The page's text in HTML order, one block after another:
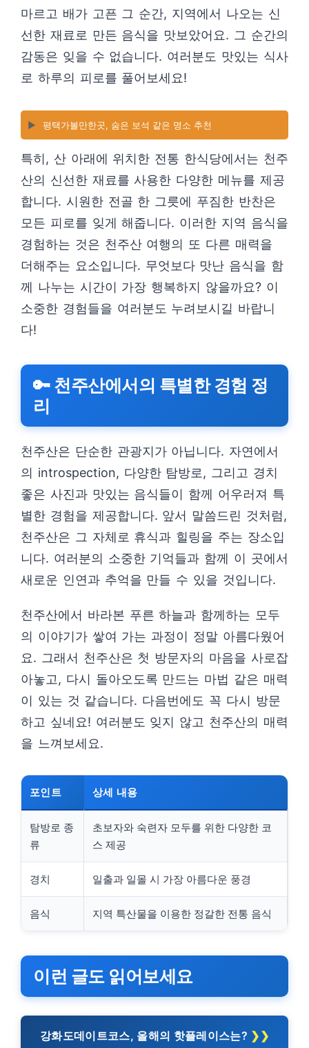
마르고 배가 고픈 그 순간, 지역에서 나오는 신
선한 재료로 만든 음식을 맛보았어요. 그 순간의
감동은 잊을 수 없습니다. 여러분도 맛있는 식사
로 하루의 피로를 풀어보세요!
▶️ 평택가볼만한곳, 숨은 보석 같은 명소 추천
특히, 산 아래에 위치한 전통 한식당에서는 천주
산의 신선한 재료를 사용한 다양한 메뉴를 제공
합니다. 시원한 전골 한 그릇에 푸짐한 반찬은
모든 피로를 잊게 해줍니다. 이러한 지역 음식을
경험하는 것은 천주산 여행의 또 다른 매력을
더해주는 요소입니다. 무엇보다 맛난 음식을 함
께 나누는 시간이 가장 행복하지 않을까요? 이
소중한 경험들을 여러분도 누려보시길 바랍니
다!
🔑 천주산에서의 특별한 경험 정
리
천주산은 단순한 관광지가 아닙니다. 자연에서
의 introspection, 다양한 탐방로, 그리고 경치
좋은 사진과 맛있는 음식들이 함께 어우러져 특
별한 경험을 제공합니다. 앞서 말씀드린 것처럼,
천주산은 그 자체로 휴식과 힐링을 주는 장소입
니다. 여러분의 소중한 기억들과 함께 이 곳에서
새로운 인연과 추억을 만들 수 있을 것입니다.
천주산에서 바라본 푸른 하늘과 함께하는 모두
의 이야기가 쌓여 가는 과정이 정말 아름다웠어
요. 그래서 천주산은 첫 방문자의 마음을 사로잡
아놓고, 다시 돌아오도록 만드는 마법 같은 매력
이 있는 것 같습니다. 다음번에도 꼭 다시 방문
하고 싶네요! 여러분도 잊지 않고 천주산의 매력
을 느껴보세요.
포인트 상세 내용
탐방로 종
류
초보자와 숙련자 모두를 위한 다양한 코
스 제공
경치 일출과 일몰 시 가장 아름다운 풍경
음식 지역 특산물을 이용한 정갈한 전통 음식
이런 글도 읽어보세요
강화도데이트코스, 올해의 핫플레이스는?